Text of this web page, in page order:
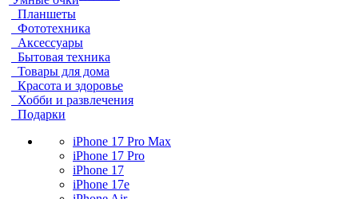
Планшеты
Фототехника
Аксессуары
Бытовая техника
Товары для дома
Красота и здоровье
Хобби и развлечения
Подарки
iPhone 17 Pro Max
iPhone 17 Pro
iPhone 17
iPhone 17e